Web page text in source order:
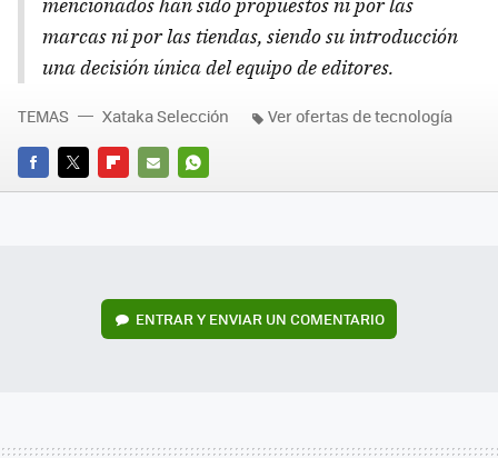
marcas ni por las tiendas, siendo su introducción
una decisión única del equipo de editores.
FACEBOOK
TWITTERFLIPBOARD
E-
WHATSAPP
TEMAS Xataka Selección Ver ofertas de tecnología
ENTRAR Y ENVIAR UN COMENTARIO